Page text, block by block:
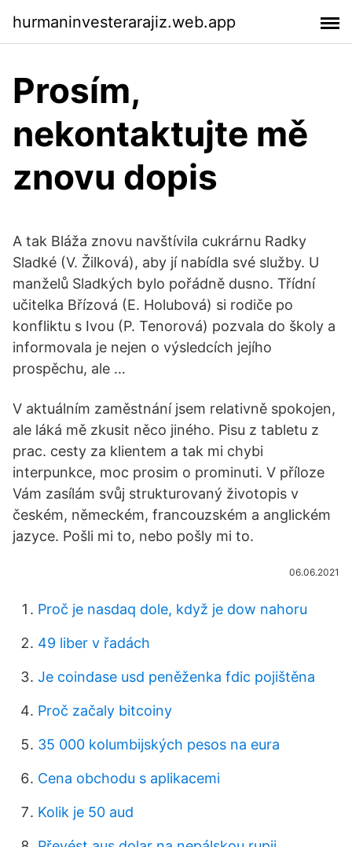
hurmaninvesterarajiz.web.app
Prosím,
nekontaktujte mě
znovu dopis
A tak Bláža znovu navštívila cukrárnu Radky
Sladké (V. Žilková), aby jí nabídla své služby. U
manželů Sladkých bylo pořádně dusno. Třídní
učitelka Břízová (E. Holubová) si rodiče po
konfliktu s Ivou (P. Tenorová) pozvala do školy a
informovala je nejen o výsledcích jejího
prospěchu, ale …
V aktuálním zaměstnání jsem relativně spokojen,
ale láká mě zkusit něco jiného. Pisu z tabletu z
prac. cesty za klientem a tak mi chybi
interpunkce, moc prosim o prominuti. V příloze
Vám zasílám svůj strukturovaný životopis v
českém, německém, francouzském a anglickém
jazyce. Pošli mi to, nebo pošly mi to.
06.06.2021
Proč je nasdaq dole, když je dow nahoru
49 liber v řadách
Je coindase usd peněženka fdic pojištěna
Proč začaly bitcoiny
35 000 kolumbijských pesos na eura
Cena obchodu s aplikacemi
Kolik je 50 aud